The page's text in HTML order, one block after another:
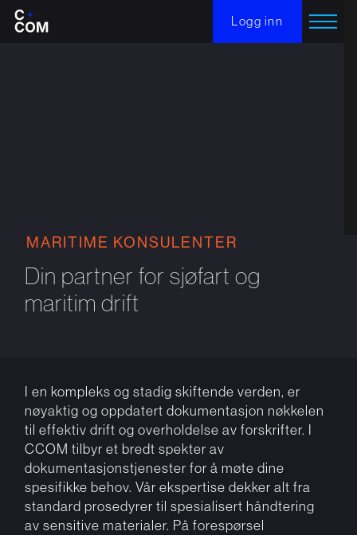
Logg inn
MARITIME KONSULENTER
Din partner for sjøfart og
maritim drift
I en kompleks og stadig skiftende verden, er
nøyaktig og oppdatert dokumentasjon nøkkelen
til effektiv drift og overholdelse av forskrifter. I
CCOM tilbyr et bredt spekter av
dokumentasjonstjenester for å møte dine
spesifikke behov. Vår ekspertise dekker alt fra
standard prosedyrer til spesialisert håndtering
av sensitive materialer. På forespørsel